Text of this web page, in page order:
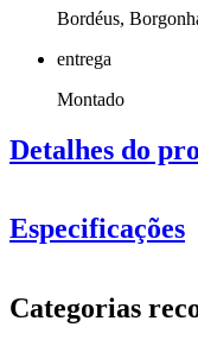
Bordéus,
entrega
Montado
Detalhes do
Especificações
Número do
Categorias